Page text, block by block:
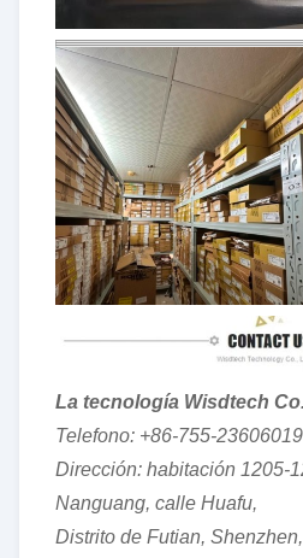
La tecnología Wisdtech
Telefono: +86-755-23606019
Dirección: habitación 1205-
Nanguang, calle Huafu,
Distrito de Futian,